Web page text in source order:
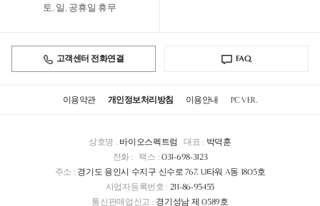
토, 일, 공휴일 휴무
고객센터 전화연결 FAQ
이용약관 개인정보처리방침 이용안내 PC VER.
상호명 : 바이오스펙트럼 대표 : 박덕훈
전화 : 팩스 : 031-698-3123
주소 : 경기도 용인시 수지구 신수로 767, U타워 A동 1805호
사업자등록번호 : 211-86-95455
통신판매업신고 : 경기성남 제 0589호